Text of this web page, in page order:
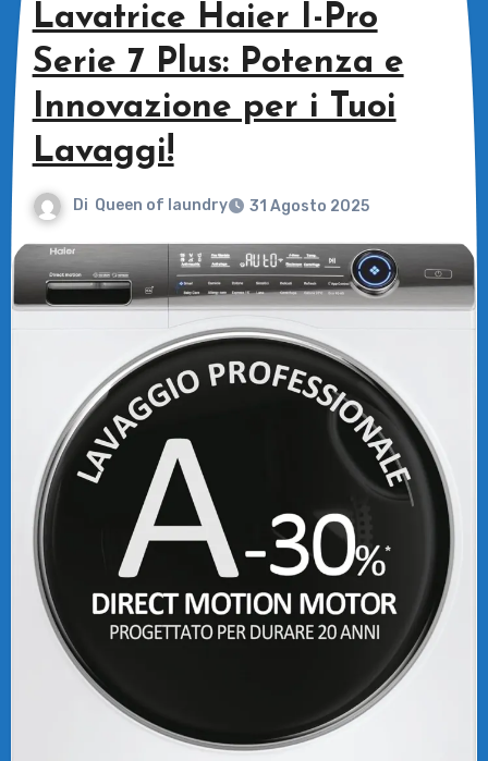
Lavatrice Haier I-Pro
Serie 7 Plus: Potenza e
Innovazione per i Tuoi
Lavaggi!
Di Queen of laundry 31 Agosto 2025